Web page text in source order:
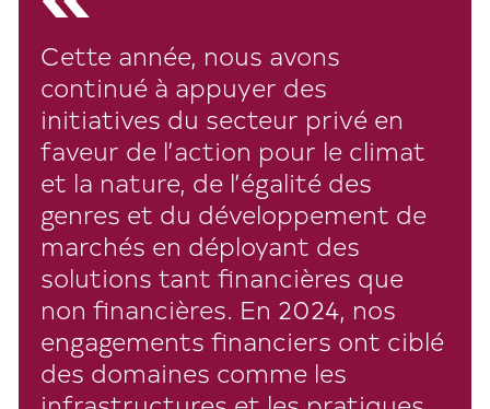
Cette année, nous avons
continué à appuyer des
initiatives du secteur privé en
faveur de l’action pour le climat
et la nature, de l’égalité des
genres et du développement de
marchés en déployant des
solutions tant financières que
non financières. En 2024, nos
engagements financiers ont ciblé
des domaines comme les